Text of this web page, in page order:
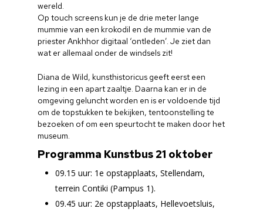
wereld.
Op touch screens kun je de drie meter lange
mummie van een krokodil en de mummie van de
priester Ankhhor digitaal ‘ontleden’. Je ziet dan
wat er allemaal onder de windsels zit!
Diana de Wild, kunsthistoricus geeft eerst een
lezing in een apart zaaltje. Daarna kan er in de
omgeving geluncht worden en is er voldoende tijd
om de topstukken te bekijken, tentoonstelling te
bezoeken of om een speurtocht te maken door het
museum.
Programma Kunstbus 21 oktober
09.15 uur: 1e opstapplaats, Stellendam,
terrein Contiki (Pampus 1).
09.45 uur: 2e opstapplaats, Hellevoetsluis,